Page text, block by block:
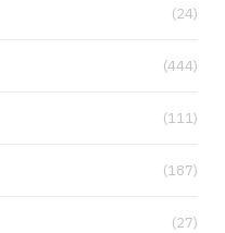
(24)
(444)
(111)
(187)
(27)